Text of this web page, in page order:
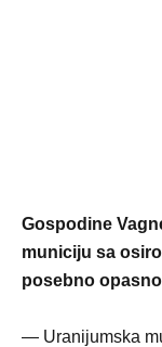
Gospodine
municiju sa
posebno
— Uranijumska